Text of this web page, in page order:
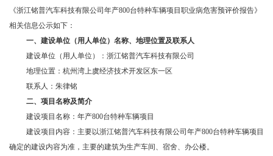
《浙江铭普汽车科技有限公司年产800台特种车辆项目职业病危害预评价报告》
相关信息公示如下：
一、 建设单位（用人单位）名称、地理位置及联系人
建设单位（用人单位）：浙江铭普汽车科技有限公司
地理位置：杭州湾上虞经济技术开发区东一区
联系人：朱律铭
二、 项目名称及简介
建设项目名称：年产800台特种车辆项目
建设项目内容：主要以浙江铭普汽车科技有限公司年产800台特种车辆项目
确定的建设内容为准，主要的建筑为生产车间、宿舍、办公楼。